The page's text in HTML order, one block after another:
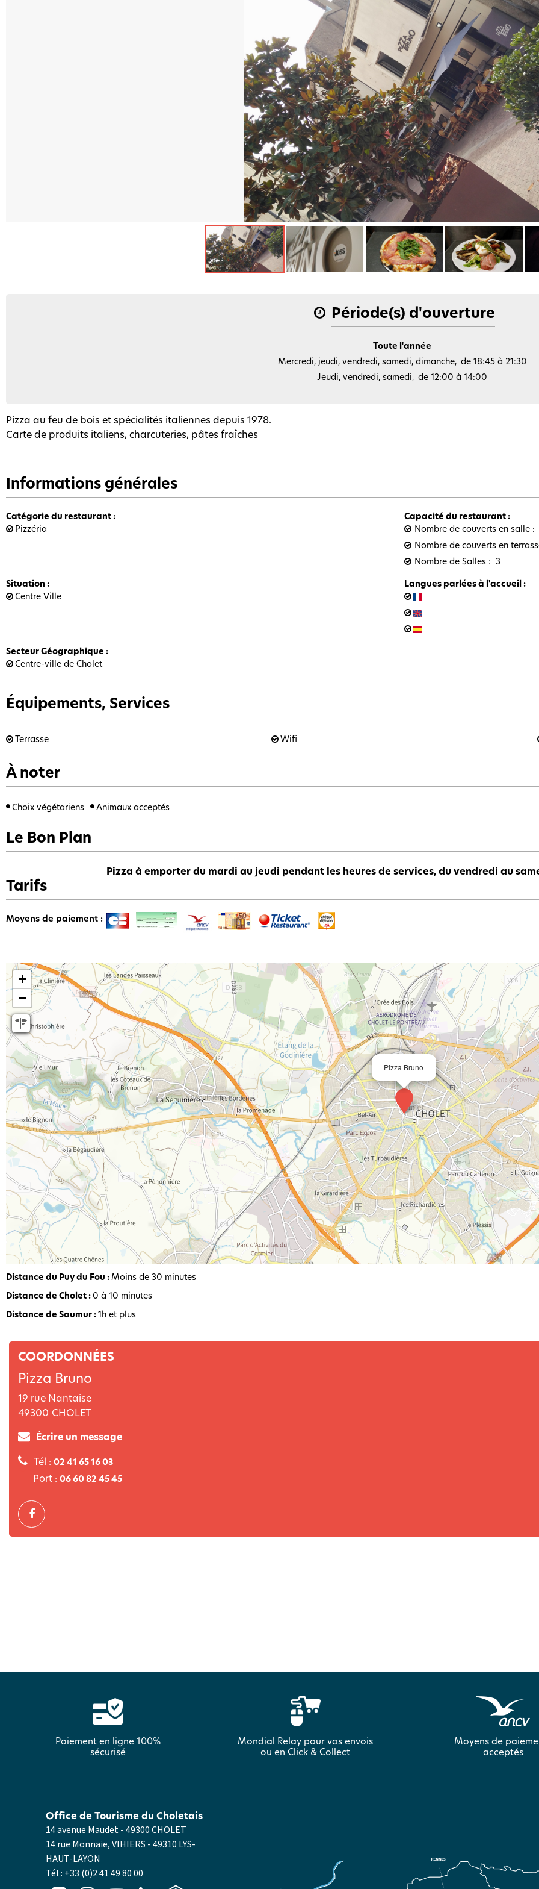
Période(s) d'ouverture
Toute l'année
Mercredi, jeudi, vendredi, samedi, dimanche de 18:45 à 21:30
Jeudi, vendredi, samedi de 12:00 à 14:00
Pizza au feu de bois et spécialités italiennes depuis 1978.
Carte de produits italiens, charcuteries, pâtes fraîches
Informations générales
Catégorie du restaurant :
Pizzéria
Capacité du restaurant :
Nombre de couverts en salle
Nombre de couverts en
Nombre de Salles
3
Situation :
Centre Ville
Langues parlées à l'accueil :
Secteur Géographique :
Centre-ville de Cholet
Équipements, Services
Terrasse Wifi
À noter
Choix végétariens Animaux acceptés
Le Bon Plan
Pizza à emporter du mardi au jeudi pendant les heures de services, du vendredi au
Tarifs
Moyens de paiement :
Pizza Bruno
+
−
Distance du Puy du Fou : Moins de 30 minutes
Distance de Cholet : 0 à 10 minutes
Distance de Saumur :1h et plus
COORDONNÉES
Pizza Bruno
19 rue Nantaise
49300 CHOLET
Écrire un message
Tél : 02 41 65 16 03
Port : 06 60 82 45 45
Paiement en ligne 100%
sécurisé
Mondial Relay pour vos envois
ou en Click & Collect
Moyens de
acceptés
14 avenue Maudet - 49300 CHOLET
14 rue Monnaie, VIHIERS - 49310 LYS-
HAUT-LAYON
Tél : +33 (0)2 41 49 80 00
Office de Tourisme du Choletais